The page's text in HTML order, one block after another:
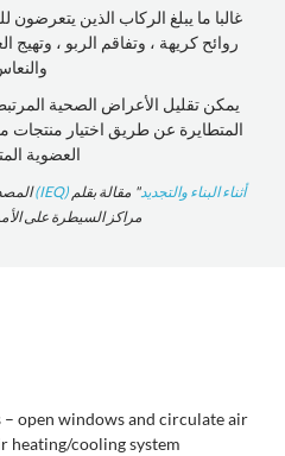
غالبا ما يبلغ الركاب الذين
روائح كريهة ، وتفاقم الربو ، وتهيج
يمكن تقليل الأعراض الصحية
المتطايرة عن طريق اختيار منتجات
العضوية
الحفاظ على جودة البيئة الداخلية (IEQ) أثناء البناء والتجديد" مقالة بقلم
مراكز السيطرة على
open windows and circulate air
heating/cooling system